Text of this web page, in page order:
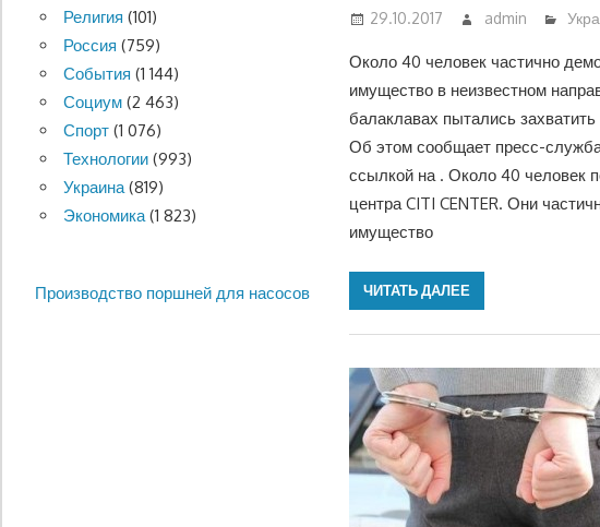
29.10.2017 admin
Около 40 человек частично
имущество в неизвестном
балаклавах пытались
Об этом сообщает пресс-
ссылкой на . Около 40 человек
центра CITI CENTER. Они
имущество
ЧИТАТЬ ДАЛЕЕ
Религия (101)
Россия (759)
События (1 144)
Социум(2 463)
Спорт(1 076)
Технологии(993)
Украина(819)
Экономика(1 823)
Производство поршней для насосов